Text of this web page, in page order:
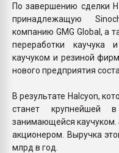
По завершению сделки
принадлежащую
компанию GMG Global, а
переработки каучука
каучуком и резиной
нового предприятия
В результате Halcyon,
станет крупнейшей
занимающейся
акционером. Выручка
млрд в год.